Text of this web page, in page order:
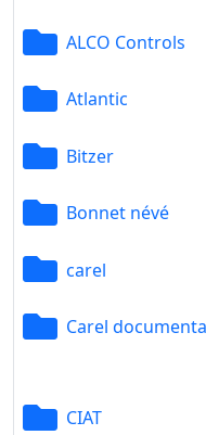
ALCO Controls
Atlantic
Bitzer
Bonnet névé
carel
Carel
CIAT